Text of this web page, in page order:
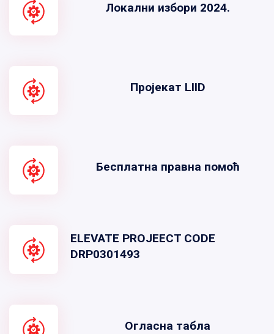
Локални избори 2024.
Пројекат LIID
Бесплатна правна помоћ
ELEVATE PROJEECT CODE
DRP0301493
Огласна табла